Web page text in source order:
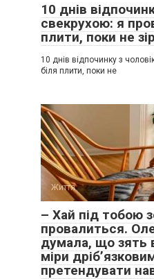
10 днів
свекрухою: я
плити, поки не
10 днів відпочинку з
біля плити, поки не
Життя
– Хай під тобою
провалиться.
думала, що зять
міри
претендувати